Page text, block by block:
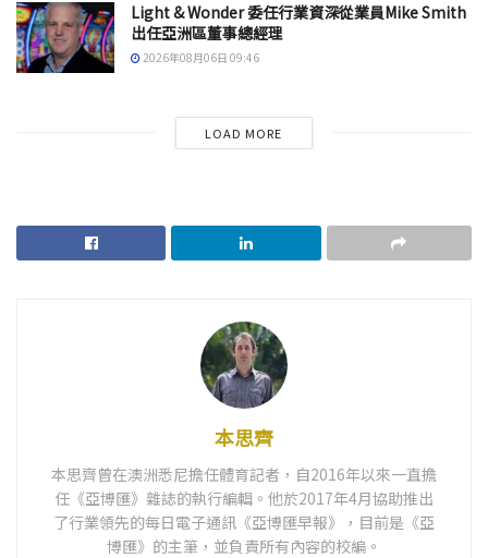
Light & Wonder 委任行業資深從業員Mike Smith
出任亞洲區董事總經理
2026年08月06日 09:46
LOAD MORE
本思齊
本思齊曾在澳洲悉尼擔任體育記者，自2016年以來一直擔
任《亞博匯》雜誌的執行編輯。他於2017年4月協助推出
了行業領先的每日電子通訊《亞博匯早報》，目前是《亞
博匯》的主筆，並負責所有內容的校編。